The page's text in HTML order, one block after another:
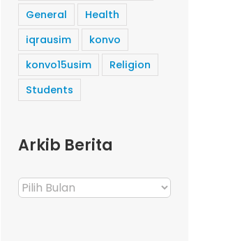
General
Health
iqrausim
konvo
konvo15usim
Religion
Students
Arkib Berita
Arkib
Berita